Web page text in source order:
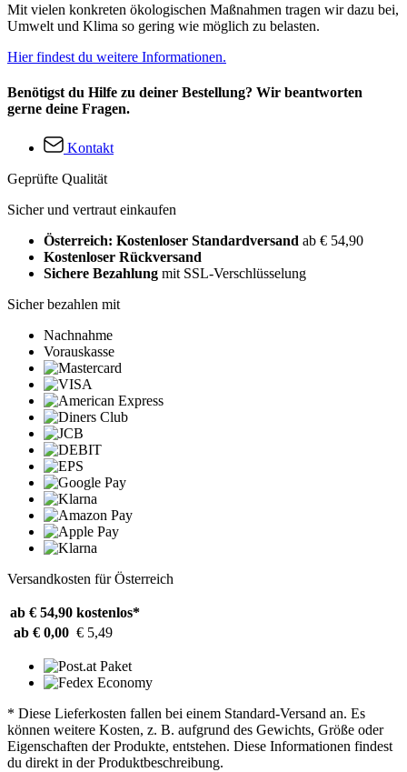
Mit vielen konkreten ökologischen Maßnahmen tragen wir dazu bei,
Umwelt und Klima so gering wie möglich zu belasten.
Hier findest du weitere Informationen.
Benötigst du Hilfe zu deiner Bestellung? Wir beantworten
gerne deine Fragen.
Kontakt
Geprüfte Qualität
Sicher und vertraut einkaufen
Österreich: Kostenloser Standardversand ab € 54,90
Kostenloser Rückversand
Sichere Bezahlung mit SSL-Verschlüsselung
Sicher bezahlen mit
Nachnahme
Vorauskasse
Versandkosten für Österreich
ab € 54,90 kostenlos*
ab € 0,00 € 5,49
* Diese Lieferkosten fallen bei einem Standard-Versand an. Es
können weitere Kosten, z. B. aufgrund des Gewichts, Größe oder
Eigenschaften der Produkte, entstehen. Diese Informationen findest
du direkt in der Produktbeschreibung.